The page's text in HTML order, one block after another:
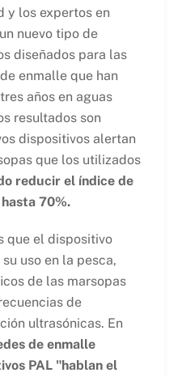
y los expertos en
nuevo tipo de
diseñados para las
enmalle que han
años en aguas
resultados son
dispositivos alertan
que los utilizados
reducir el índice de
70%.
que el dispositivo
uso en la pesca,
de las marsopas
de
ultrasónicas. En
de enmalle
PAL "hablan el